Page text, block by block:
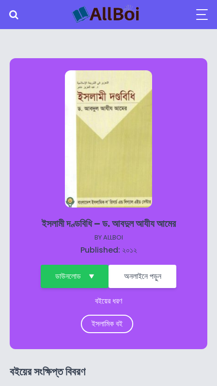
ইসলামী দণ্ডবিধি – ড. আবদুল আযীয আমের
BYALLBOI
Published: ২০১২
ডাউনলোড অনলাইনে পড়ুন
বইয়ের ধরণ
ইসলামিক বই
বইয়ের সংক্ষিপ্ত বিবরণ